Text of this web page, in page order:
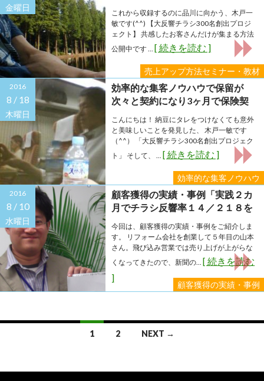
金曜日
売上アップ方法セミナー・教材
公開中！
これから収録するのに品川に向かう、木戸一
敏です(^^) 【大反響チラシ300名創出プロジ
ェクト】 共感したお客さんだけが集まる方法
公開中です ... [ 続きを読む ]
2016
8 / 18
木曜日
効率的な集客ノウハウ
効率的な集客ノウハウで保留が
次々と契約になり3ヶ月で保険契
約1600万円になった！
こんにちは！ 納豆にタレをつけなくても意外
と美味しいことを発見した、 木戸一敏です
（^^） 「大反響チラシ300名創出プロジェク
ト」 そして、 ... [ 続きを読む ]
2016
8 / 10
水曜日
顧客獲得の実績・事例
顧客獲得の実績・事例「実践２カ
月でチラシ反響率１４／２１８を
実現した秘密とは？」
今回は、顧客獲得の実績・事例をご紹介しま
す。 リフォーム会社を創業して５年目の山本
さん。飛び込み営業では売り上げが上がらな
くなってきたので、新聞の... [ 続きを読む
]
1 2 NEXT →